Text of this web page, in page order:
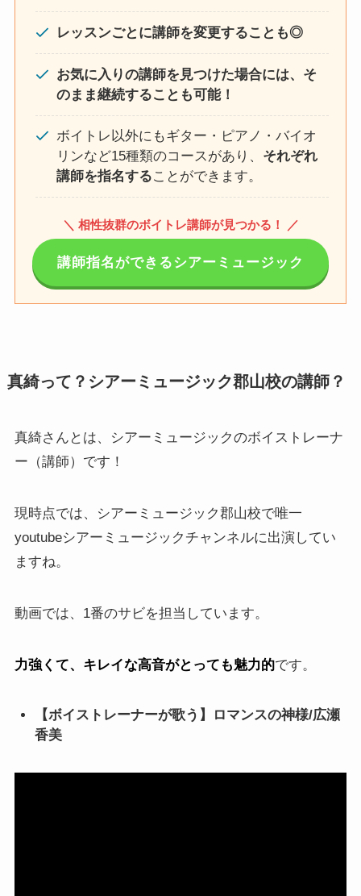
レッスンごとに講師を変更することも◎
お気に入りの講師を見つけた場合には、そ
のまま継続することも可能！
ボイトレ以外にもギター・ピアノ・バイオ
リンなど15種類のコースがあり、 それぞれ
講師を指名することができます。
＼ 相性抜群のボイトレ講師が見つかる！ ／
講師指名ができるシアーミュージック
真綺って？シアーミュージック郡山校の講師？
真綺さんとは、シアーミュージックのボイストレーナ
ー（講師）です！
現時点では、シアーミュージック郡山校で唯一
youtubeシアーミュージックチャンネルに出演してい
ますね。
動画では、1番のサビを担当しています。
力強くて、キレイな高音がとっても魅力的です。
【ボイストレーナーが歌う】ロマンスの神様/広瀬
香美